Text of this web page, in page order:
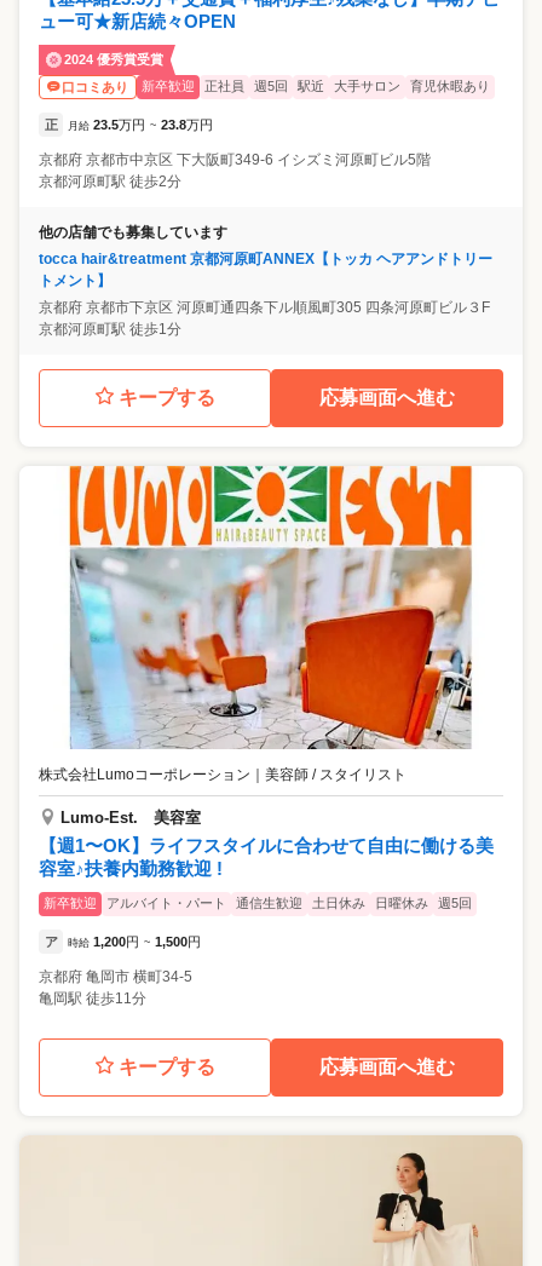
ュー可★新店続々OPEN
2024 優秀賞受賞
口コミあり
新卒歓迎 正社員 週5回 駅近 大手サロン 育児休暇あり
正 月給 23.5万円 ~ 23.8万円
京都府 京都市中京区 下大阪町349-6 イシズミ河原町ビル5階
京都河原町駅 徒歩2分
他の店舗でも募集しています
tocca hair&treatment 京都河原町ANNEX【トッカ ヘアアンドトリー
トメント】
京都府 京都市下京区 河原町通四条下ル順風町305 四条河原町ビル３F
京都河原町駅 徒歩1分
キープする 応募画面へ進む
株式会社Lumoコーポレーション 美容師 / スタイリスト
Lumo-Est. 美容室
【週1〜OK】ライフスタイルに合わせて自由に働ける美
容室♪扶養内勤務歓迎 !
新卒歓迎 アルバイト・パート 通信生歓迎 土日休み 日曜休み 週5回
ア 時給 1,200円 ~ 1,500円
京都府 亀岡市 横町34-5
亀岡駅 徒歩11分
キープする 応募画面へ進む